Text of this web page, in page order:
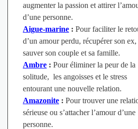
augmenter la passion et attirer
d’une personne.
Aigue-marine: Pour faciliter le
d’un amour perdu, récupérer son ex,
sauver son couple et sa famille.
Ambre: Pour éliminer la peur de la
solitude, les angoisses et le stress
entourant une nouvelle relation.
Amazonite: Pour trouver une
sérieuse ou s’attacher l’amour d’une
personne.